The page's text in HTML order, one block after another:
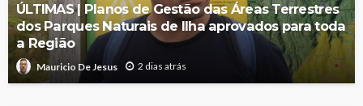
ÚLTIMAS | Planos de Gestão das Áreas Terrestres
dos Parques Naturais de Ilha aprovados para toda
a Região
Mauricio De Jesus 2 dias atrás